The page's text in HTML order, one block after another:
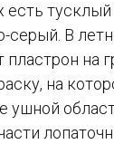
есть
серый. В
на
на
ушной